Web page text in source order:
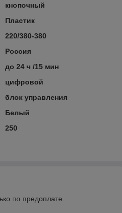
кнопочный
Пластик
220/380-380
Россия
до 24 ч /15 мин
цифровой
блок управления
Белый
250
по предоплате.